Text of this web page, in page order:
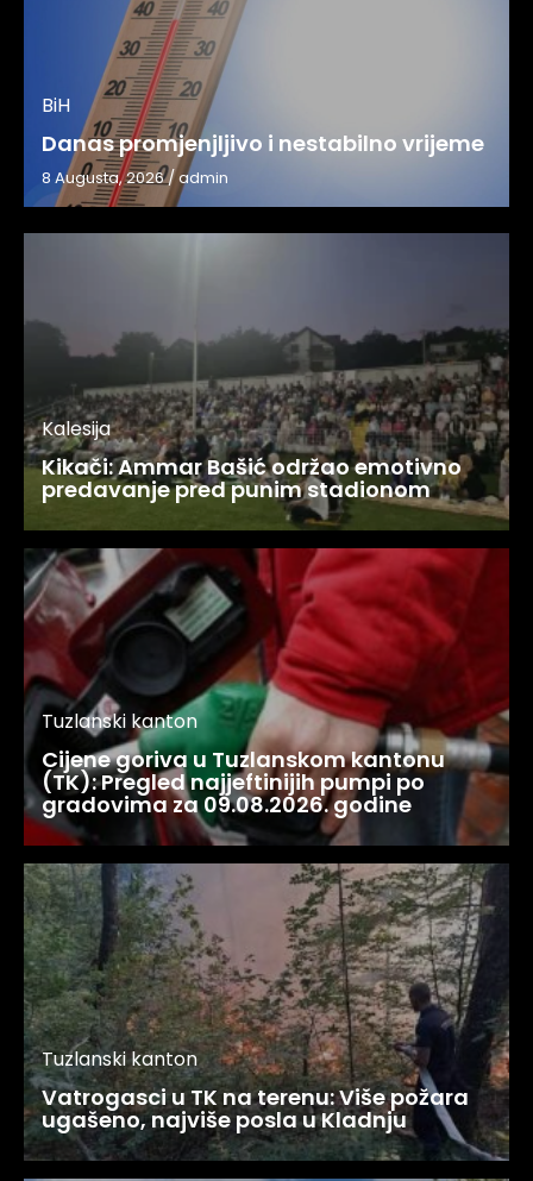
BiH
Danas promjenjljivo i nestabilno vrijeme
8 Augusta, 2026/admin
Kalesija
Kikači: Ammar Bašić održao emotivno
predavanje pred punim stadionom
Tuzlanski kanton
Cijene goriva u Tuzlanskom kantonu
(TK): Pregled najjeftinijih pumpi po
gradovima za 09.08.2026. godine
Tuzlanski kanton
Vatrogasci u TK na terenu: Više požara
ugašeno, najviše posla u Kladnju